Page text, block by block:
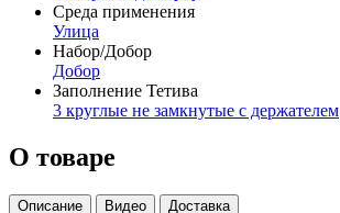
Среда применения
Улица
Набор/Добор
Добор
Заполнение Тетива
3 круглые не замкнутые с держателем
О товаре
Описание Видео Доставка